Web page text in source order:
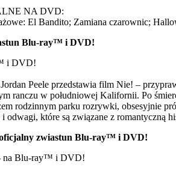
NA DVD:
El Bandito; Zamiana czarownic;
Blu-ray™ i DVD!
i DVD!
Peele przedstawia film Nie! –
ranczu w południowej Kalifornii. Po
rodzinnym parku rozrywki, obsesyjnie
odwagi, które są związane z romantyczną
zwiastun Blu-ray™ i DVD!
na Blu-ray™ i DVD!